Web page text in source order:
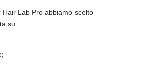
Lab Pro abbiamo scelto
su: